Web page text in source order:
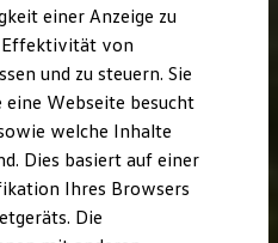
Experience
einer Anzeige zu
Effektivität von
und zu steuern. Sie
eine Webseite besucht
welche Inhalte
Dies basiert auf einer
Ihres Browsers
Die